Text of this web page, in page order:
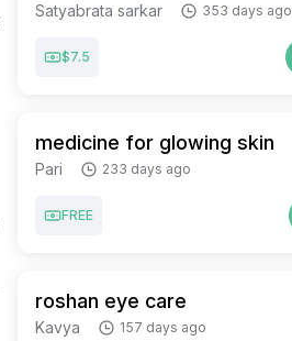
Satyabrata sarkar 353 days ago
$7.5
medicine for glowing skin
Pari 233 days ago
FREE
roshan eye care
Kavya 157 days ago